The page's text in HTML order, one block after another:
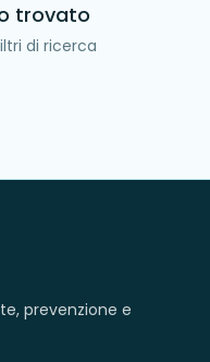
trovato
di ricerca
prevenzione e